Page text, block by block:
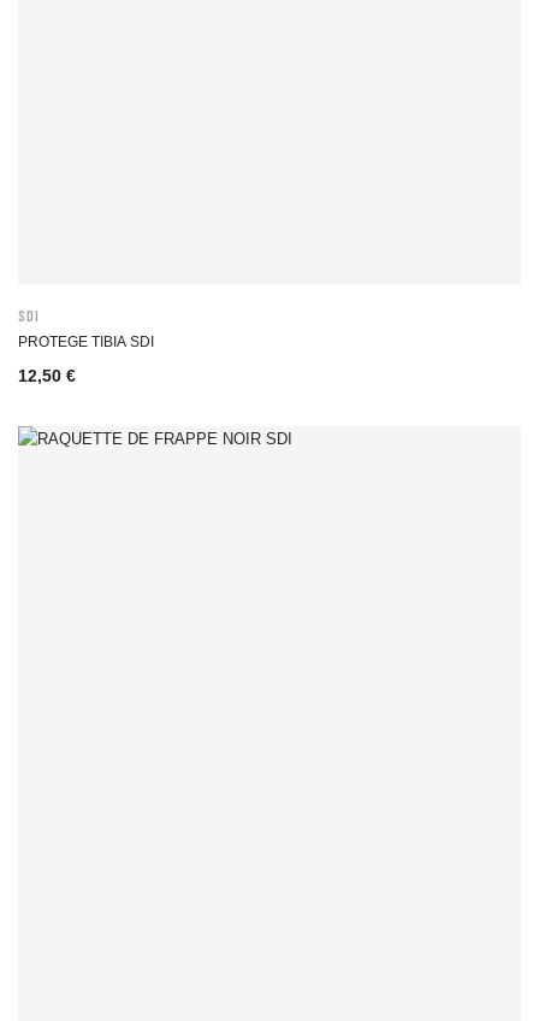
SDI
PROTEGE TIBIA SDI
12,50 €